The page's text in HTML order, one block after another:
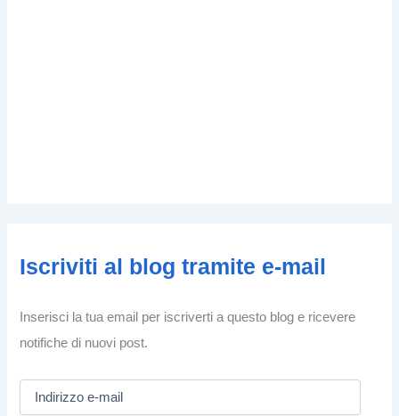
Iscriviti al blog tramite e-mail
Inserisci la tua email per iscriverti a questo blog e ricevere
notifiche di nuovi post.